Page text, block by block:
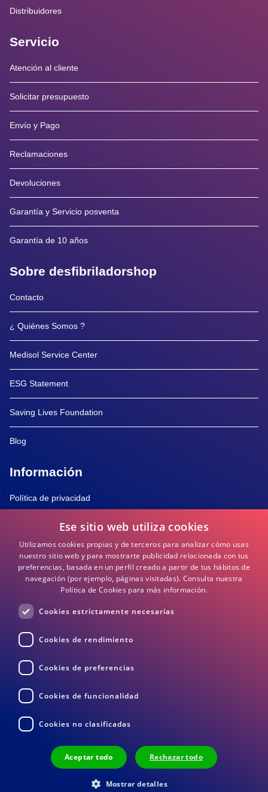
Distribuidores
Servicio
Atención al cliente
Solicitar presupuesto
Envío y Pago
Reclamaciones
Devoluciones
Garantía y Servicio posventa
Garantía de 10 años
Sobre desfibriladorshop
Contacto
¿ Quiénes Somos ?
Medisol Service Center
ESG Statement
Saving Lives Foundation
Blog
Información
Política de privacidad
Política de Cookies
Términos y Condiciones
Preguntas frecuentes
DEA / DESA Información
© 2026 Medisol BV
Privacidad
Ese sitio web utiliza cookies
Utilizamos cookies propias y de terceros para analizar cómo usas
nuestro sitio web y para mostrarte publicidad relacionada con tus
preferencias, basada en un perfil creado a partir de tus hábitos de
navegación (por ejemplo, páginas visitadas). Consulta nuestra
Política de Cookies para más información.
Cookies estrictamente necesarias
Cookies de rendimiento
Cookies de preferencias
Cookies de funcionalidad
Cookies no clasificadas
Aceptar todo Rechazar todo
Mostrar detalles